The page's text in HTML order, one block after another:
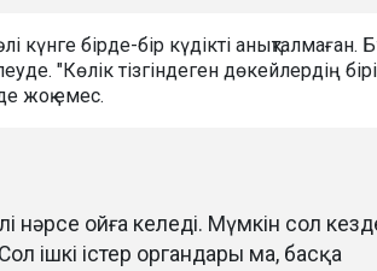
күнге бірде-бір күдікті анықталмаған.
"Көлік тізгіндеген дөкейлердің
жоқ емес.
нәрсе ойға келеді. Мүмкін сол
ішкі істер органдары ма, басқа